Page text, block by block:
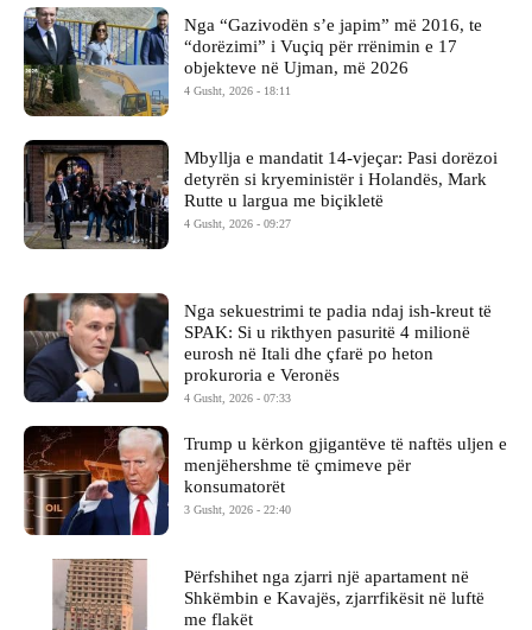
Nga “Gazivodën s’e japim” më 2016, te
“dorëzimi” i Vuçiq për rrënimin e 17
objekteve në Ujman, më 2026
4 Gusht, 2026 - 18:11
Mbyllja e mandatit 14-vjeçar: Pasi dorëzoi
detyrën si kryeministër i Holandës, Mark
Rutte u largua me biçikletë
4 Gusht, 2026 - 09:27
Nga sekuestrimi te padia ndaj ish-kreut të
SPAK: Si u rikthyen pasuritë 4 milionë
eurosh në Itali dhe çfarë po heton
prokuroria e Veronës
4 Gusht, 2026 - 07:33
Trump u kërkon gjigantëve të naftës uljen e
menjëhershme të çmimeve për
konsumatorët
3 Gusht, 2026 - 22:40
Përfshihet nga zjarri një apartament në
Shkëmbin e Kavajës, zjarrfikësit në luftë
me flakët